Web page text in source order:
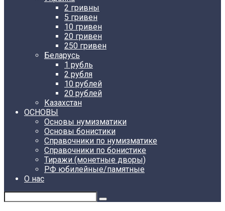
2 гривны
5 гривен
10 гривен
20 гривен
250 гривен
Беларусь
1 рубль
2 рубля
10 рублей
20 рублей
Казахстан
ОСНОВЫ
Основы нумизматики
Основы бонистики
Справочники по нумизматике
Справочники по бонистике
Тиражи (монетные дворы)
РФ юбилейные/памятные
О нас